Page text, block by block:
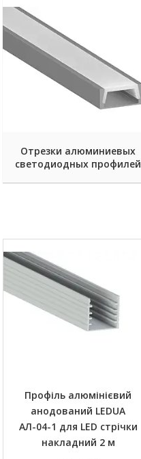
Отрезки алюминиевых
светодиодных профилей
Профіль алюмінієвий
анодований LEDUA
АЛ-04-1 для LED стрічки
накладний 2 м